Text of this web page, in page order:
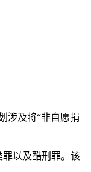
涉及将“非自愿捐
以及酷刑罪。该